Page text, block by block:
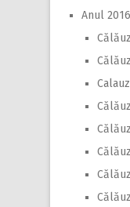
Anul 2016